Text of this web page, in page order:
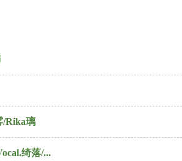
/Rika璃
绮落/...